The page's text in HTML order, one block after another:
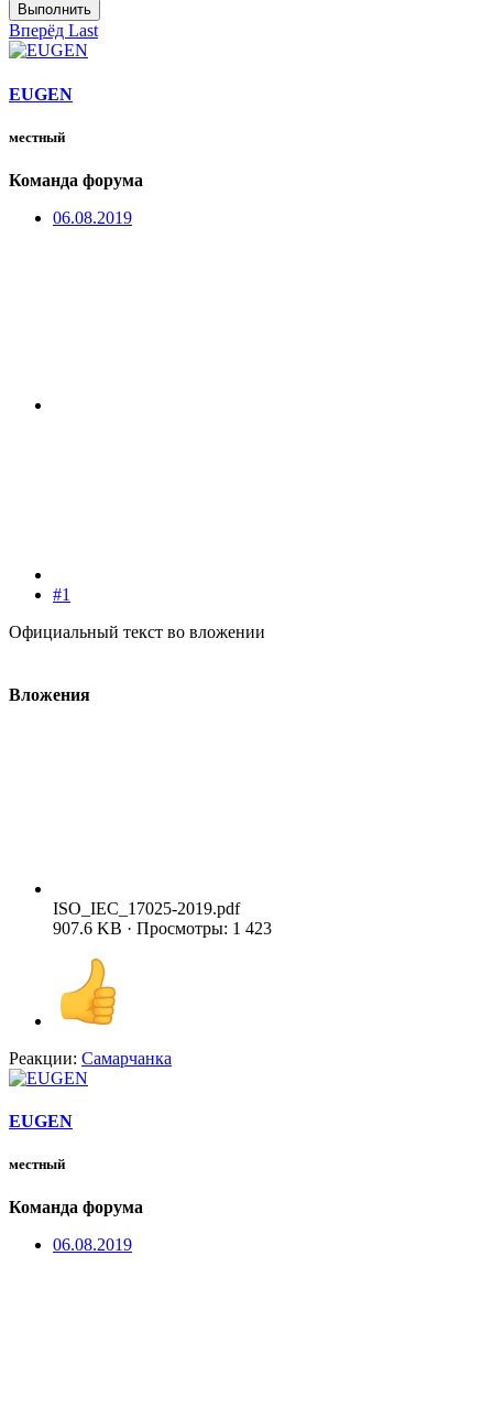
Выполнить
Вперёд Last
EUGEN
местный
Команда форума
06.08.2019
#1
Официальный текст во вложении
Вложения
ISO_IEC_17025-2019.pdf
907.6 KB · Просмотры: 1 423
Реакции: Самарчанка
EUGEN
местный
Команда форума
06.08.2019